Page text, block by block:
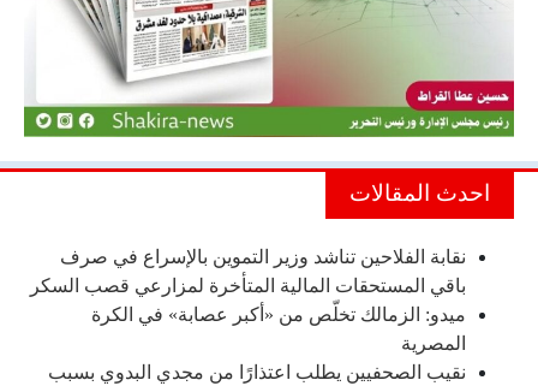
احدث المقالات
نقابة الفلاحين تناشد وزير التموين بالإسراع في صرف
باقي المستحقات المالية المتأخرة لمزارعي قصب السكر
ميدو: الزمالك تخلّص من «أكبر عصابة» في الكرة
المصرية
نقيب الصحفيين يطلب اعتذارًا من مجدي البدوي بسبب